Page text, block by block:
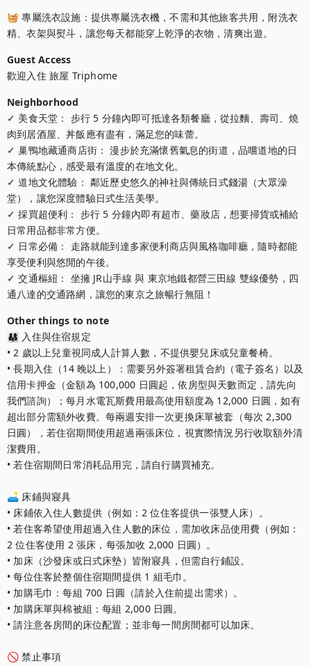
🧺 專屬洗衣設施：提供專屬洗衣機，不需和其他旅客共用，附洗衣
精、衣架與熨斗，讓您每天都能穿上乾淨的衣物，清爽出遊。
Guest Access
歡迎入住 旅屋 Triphome
Neighborhood
✓ 美食天堂： 步行 5 分鐘內即可抵達各類餐廳，從拉麵、壽司、燒
肉到居酒屋、丼飯應有盡有，滿足您的味蕾。
✓ 巢鴨地藏通商店街： 漫步於充滿懷舊氣息的街道，品嚐道地的日
本傳統點心，感受最有溫度的在地文化。
✓ 道地文化體驗： 鄰近歷史悠久的神社與傳統日式錢湯（大眾澡
堂），讓您深度體驗日式生活美學。
✓ 採買超便利： 步行 5 分鐘內即有超市、藥妝店，想要掃貨或補給
日常用品都非常方便。
✓ 日常必備： 走路就能到達多家便利商店與風格咖啡廳，隨時都能
享受便利與悠閒的午後。
✓ 交通樞紐： 坐擁 JR山手線 與 東京地鐵都營三田線 雙線優勢，四
通八達的交通路網，讓您的東京之旅暢行無阻！
Other things to note
👨‍👩‍👧 入住與住宿規定
• 2 歲以上兒童視同成人計算人數，不提供嬰兒床或兒童餐椅。
• 長期入住（14 晚以上）：需要另外簽署租賃合約（電子簽名）以及
信用卡押金（金額為 100,000 日圓起，依房型與天數而定，請先向
我們諮詢）；每月水電瓦斯費用最高使用額度為 12,000 日圓，如有
超出部分需額外收費。每兩週安排一次更換床單被套（每次 2,300
日圓），若住宿期間使用超過兩張床位，視實際情況另行收取額外清
潔費用。
• 若住宿期間日常消耗品用完，請自行購買補充。
🛋️ 床鋪與寢具
• 床鋪依入住人數提供（例如：2 位住客提供一張雙人床）。
• 若住客希望使用超過入住人數的床位，需加收床品使用費（例如：
2 位住客使用 2 張床，每張加收 2,000 日圓）。
• 加床（沙發床或日式床墊）皆附寢具，但需自行鋪設。
• 每位住客於整個住宿期間提供 1 組毛巾。
• 加購毛巾：每組 700 日圓（請於入住前提出需求）。
• 加購床單與棉被組：每組 2,000 日圓。
• 請注意各房間的床位配置；並非每一間房間都可以加床。
🚫 禁止事項